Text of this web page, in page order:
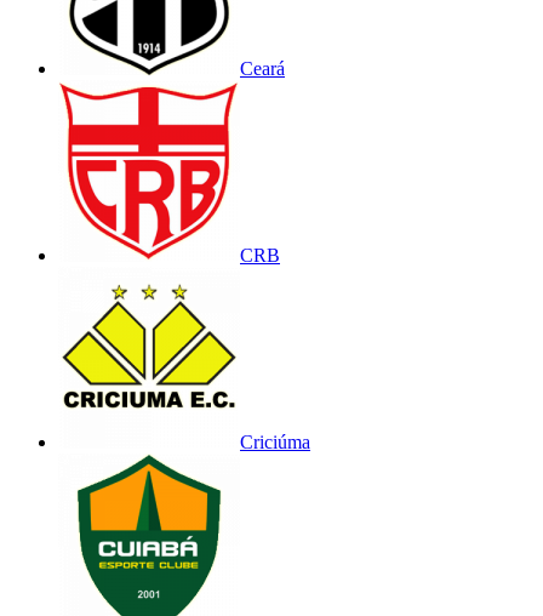
Ceará
CRB
Criciúma